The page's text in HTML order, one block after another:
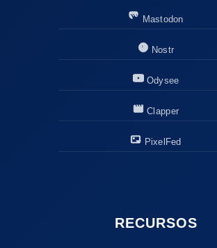
Mastodon
Nostr
Odysee
Clapper
PixelFed
RECURSOS